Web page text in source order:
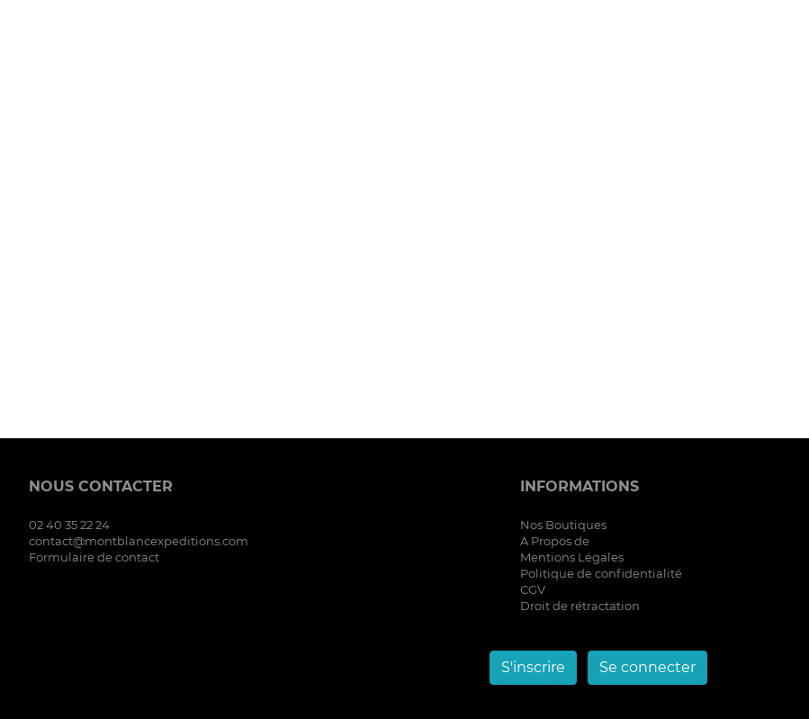
NOUS CONTACTER
02 40 35 22 24
contact@montblancexpeditions.com
Formulaire de contact
INFORMATIONS
Nos Boutiques
A Propos de
Mentions Légales
Politique de confidentialité
CGV
Droit de rétractation
S'inscrire Se connecter